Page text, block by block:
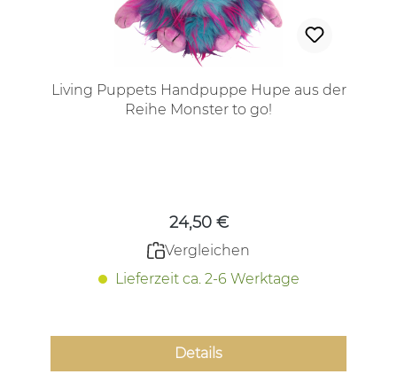
Living Puppets Handpuppe Hupe aus der
Reihe Monster to go!
24,50 €
Vergleichen
Lieferzeit ca. 2-6 Werktage
Details